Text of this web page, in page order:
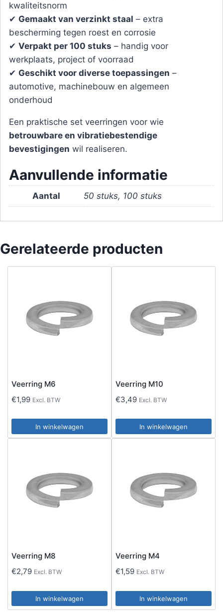
kwaliteitsnorm
✔ Gemaakt van verzinkt staal – extra
bescherming tegen roest en corrosie
✔ Verpakt per 100 stuks – handig voor
werkplaats, project of voorraad
✔ Geschikt voor diverse toepassingen –
automotive, machinebouw en algemeen
onderhoud
Een praktische set veerringen voor wie
betrouwbare en vibratiebestendige
bevestigingen wil realiseren.
Aanvullende informatie
Aantal 50 stuks, 100 stuks
Gerelateerde producten
Veerring M6
€1,99 Excl. BTW
In winkelwagen
Veerring M10
€3,49 Excl. BTW
In winkelwagen
Veerring M8
€2,79 Excl. BTW
In winkelwagen
Veerring M4
€1,59 Excl. BTW
In winkelwagen